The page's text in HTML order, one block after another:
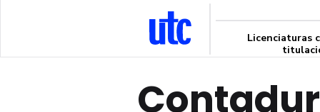
Licenciaturas